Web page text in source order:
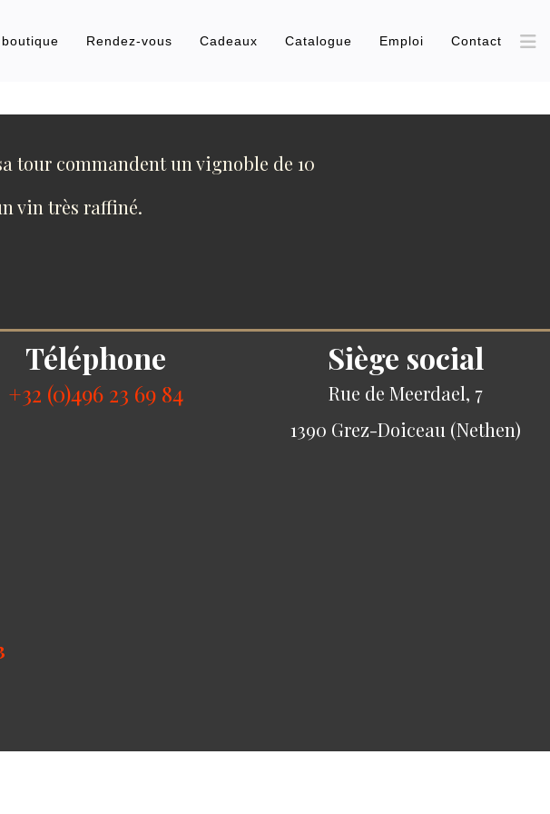
Rendez-vous Cadeaux Catalogue Emploi Contact
tour commandent un vignoble de 10
vin très raffiné.
Téléphone
+32 (0)496 23 69 84
Siège social
Rue de Meerdael, 7
1390 Grez-Doiceau (Nethen)